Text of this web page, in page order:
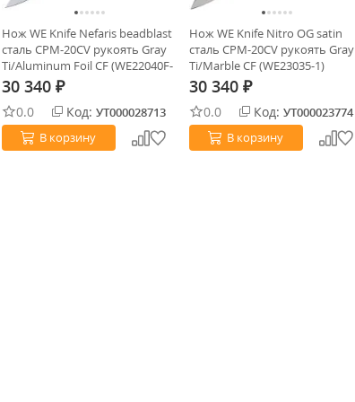
Нож WE Knife Nefaris beadblast
сталь CPM-20CV рукоять Gray
Ti/Aluminum Foil CF (WE22040F-
2)
30 340 ₽
0.0 Код: УТ000028713
В корзину
Нож WE Knife Nitro OG satin
сталь CPM-20CV рукоять Gray
Ti/Marble CF (WE23035-1)
30 340 ₽
0.0 Код: УТ000023774
В корзину